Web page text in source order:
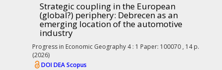
Strategic coupling in the European
(global?) periphery: Debrecen as an
emerging location of the automotive
industry
Progress in Economic Geography 4: 1 Paper: 100070 , 14 p.
(2026)
DOIDEAScopus